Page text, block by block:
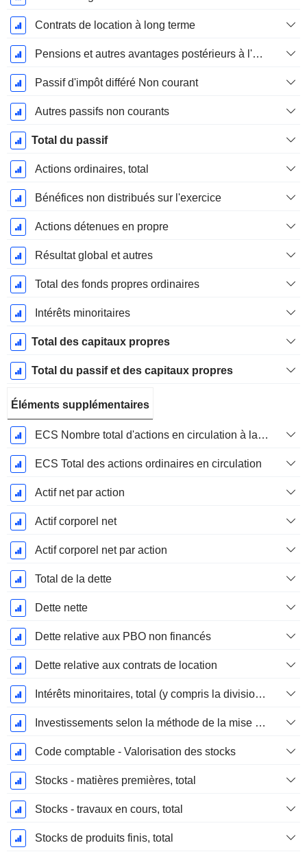
Contrats de location à long terme
Pensions et autres avantages postérieurs à l'emploi
Passif d'impôt différé Non courant
Autres passifs non courants
Total du passif
Actions ordinaires, total
Bénéfices non distribués sur l'exercice
Actions détenues en propre
Résultat global et autres
Total des fonds propres ordinaires
Intérêts minoritaires
Total des capitaux propres
Total du passif et des capitaux propres
Éléments supplémentaires
ECS Nombre total d'actions en circulation à la date de dépôt
ECS Total des actions ordinaires en circulation
Actif net par action
Actif corporel net
Actif corporel net par action
Total de la dette
Dette nette
Dette relative aux PBO non financés
Dette relative aux contrats de location
Intérêts minoritaires, total (y compris la division financière)
Investissements selon la méthode de la mise en équivalence, total
Code comptable - Valorisation des stocks
Stocks - matières premières, total
Stocks - travaux en cours, total
Stocks de produits finis, total